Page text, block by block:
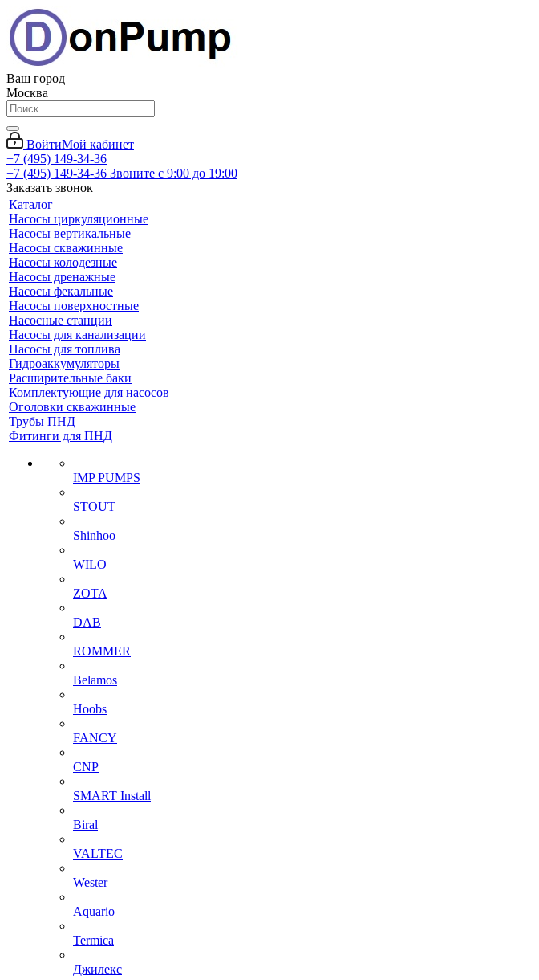
Ваш город
Москва
ВойтиМой кабинет
+7 (495) 149-34-36
+7 (495) 149-34-36 Звоните с 9:00 до 19:00
Заказать звонок
Каталог
Насосы циркуляционные
Насосы вертикальные
Насосы скважинные
Насосы колодезные
Насосы дренажные
Насосы фекальные
Насосы поверхностные
Насосные станции
Насосы для канализации
Насосы для топлива
Гидроаккумуляторы
Расширительные баки
Комплектующие для насосов
Оголовки скважинные
Трубы ПНД
Фитинги для ПНД
IMP PUMPS
STOUT
Shinhoo
WILO
ZOTA
DAB
ROMMER
Belamos
Hoobs
FANCY
CNP
SMART Install
Biral
VALTEC
Wester
Aquario
Termica
Джилекс